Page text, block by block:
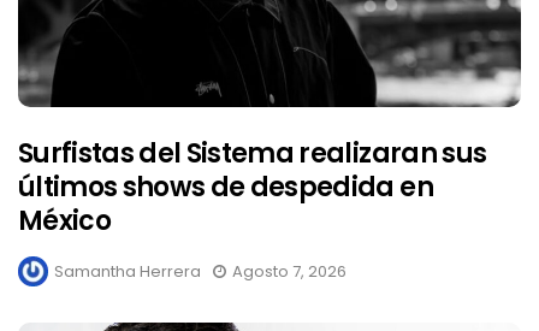
Surfistas del Sistema realizaran sus
últimos shows de despedida en
México
Samantha Herrera Agosto 7, 2026